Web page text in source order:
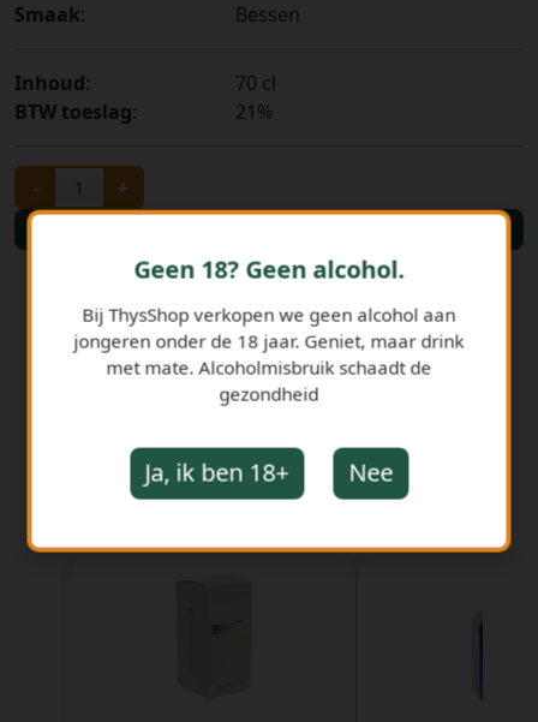
Smaak: Bessen
Inhoud:
70 cl
BTW toeslag: 21%
- +
GERELATEERDE PRODUCTEN
Geen 18? Geen alcohol.
Bij ThysShop verkopen we geen alcohol aan
jongeren onder de 18 jaar. Geniet, maar drink
met mate. Alcoholmisbruik schaadt de
gezondheid
Ja, ik ben 18+ Nee